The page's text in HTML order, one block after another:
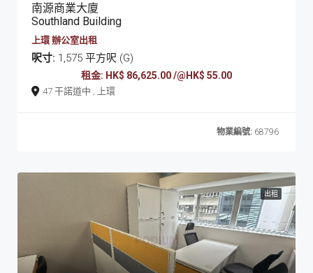
南源商業大廈
Southland Building
上環 辦公室出租
呎寸: 1,575 平方呎 (G)
租金: HK$ 86,625.00 /@HK$ 55.00
47 干諾道中 , 上環
物業編號: 68796
出租